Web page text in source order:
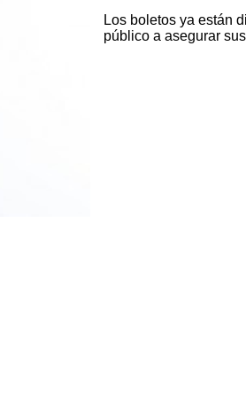
Los boletos ya están
público a asegurar